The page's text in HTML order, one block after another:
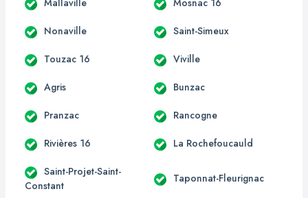
Nonaville Saint-Simeux
Touzac 16 Viville
Agris Bunzac
Pranzac Rancogne
Rivières 16 La Rochefoucauld
Saint-Projet-Saint-
Constant
Taponnat-Fleurignac